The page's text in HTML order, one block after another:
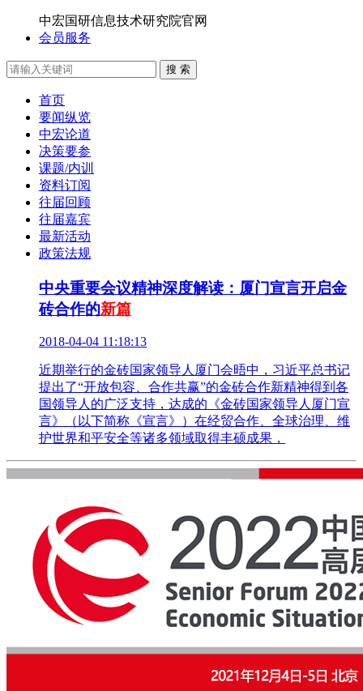
中宏国研信息技术研究院官网
会员服务
搜 索
首页
要闻纵览
中宏论道
决策要参
课题/内训
资料订阅
往届回顾
往届嘉宾
最新活动
政策法规
中央重要会议精神深度解读：厦门宣言开启金
砖合作的新篇
2018-04-04 11:18:13
近期举行的金砖国家领导人厦门会晤中，习近平总书记
提出了“开放包容、合作共赢”的金砖合作新精神得到各
国领导人的广泛支持，达成的《金砖国家领导人厦门宣
言》（以下简称《宣言》）在经贸合作、全球治理、维
护世界和平安全等诸多领域取得丰硕成果，